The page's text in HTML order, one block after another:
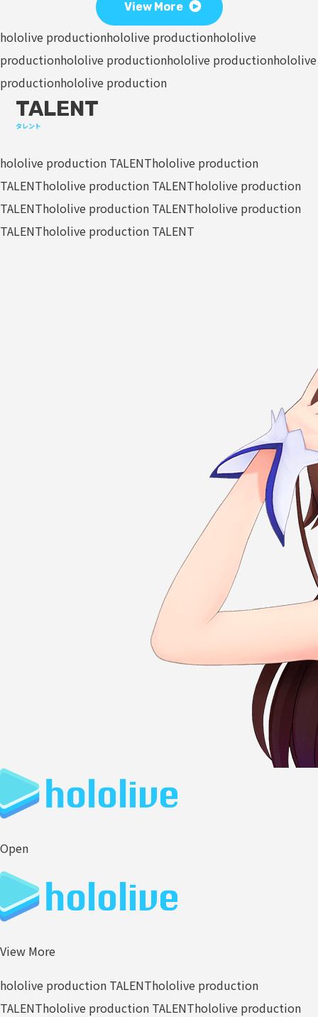
View More
hololive productionhololive productionhololive
productionhololive productionhololive productionhololive
productionhololive production
TALENT
タレント
hololive production TALENThololive production
TALENThololive production TALENThololive production
TALENThololive production TALENThololive production
TALENThololive production TALENT
Open
View More
hololive production TALENThololive production
TALENThololive production TALENThololive production